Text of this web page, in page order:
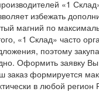
«1
избежать
магний по
«1 Склад» часто
поэтому
Оформить заявку
заказ формируется
в любой регион